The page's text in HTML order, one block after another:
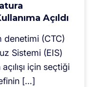
Açıldı
denetimi (CTC)
Sistemi (EIS)
için seçtiği
[…]